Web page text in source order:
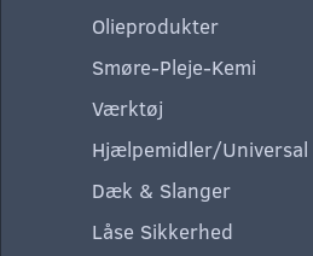
Olieprodukter
Smøre-Pleje-Kemi
Værktøj
Hjælpemidler/Universal
Dæk & Slanger
Låse Sikkerhed